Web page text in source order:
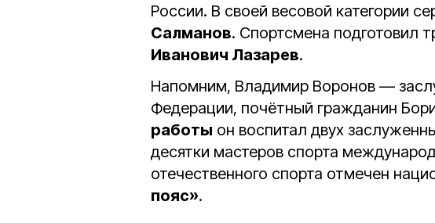
России. В своей весовой категории
Салманов. Спортсмена подготовил
Иванович Лазарев.
Напомним, Владимир Воронов —
Федерации, почётный гражданин
работы он воспитал двух
десятки мастеров спорта
отечественного спорта отмечен
пояс».